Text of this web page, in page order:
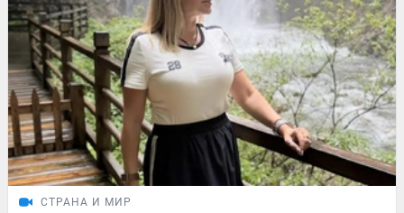
СТРАНА И МИР